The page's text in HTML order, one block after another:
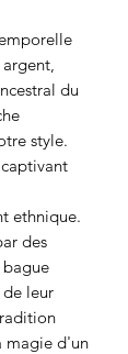
du
style.
ethnique.
des
bague
de leur
magie d'un